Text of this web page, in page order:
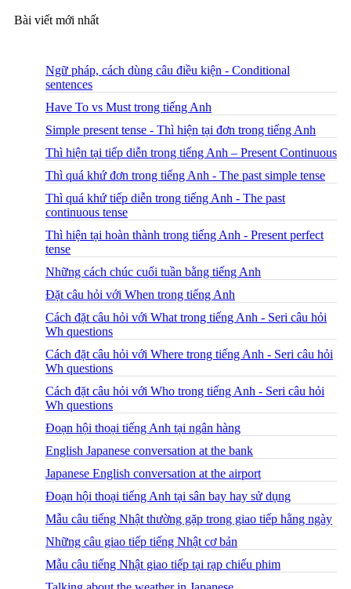
Bài viết mới nhất
Ngữ pháp, cách dùng câu điều kiện - Conditional
sentences
Have To vs Must trong tiếng Anh
Simple present tense - Thì hiện tại đơn trong tiếng Anh
Thì hiện tại tiếp diễn trong tiếng Anh – Present Continuous
Thì quá khứ đơn trong tiếng Anh - The past simple tense
Thì quá khứ tiếp diễn trong tiếng Anh - The past
continuous tense
Thì hiện tại hoàn thành trong tiếng Anh - Present perfect
tense
Những cách chúc cuối tuần bằng tiếng Anh
Đặt câu hỏi với When trong tiếng Anh
Cách đặt câu hỏi với What trong tiếng Anh - Seri câu hỏi
Wh questions
Cách đặt câu hỏi với Where trong tiếng Anh - Seri câu hỏi
Wh questions
Cách đặt câu hỏi với Who trong tiếng Anh - Seri câu hỏi
Wh questions
Đoạn hội thoại tiếng Anh tại ngân hàng
English Japanese conversation at the bank
Japanese English conversation at the airport
Đoạn hội thoại tiếng Anh tại sân bay hay sử dụng
Mẫu câu tiếng Nhật thường gặp trong giao tiếp hằng ngày
Những câu giao tiếp tiếng Nhật cơ bản
Mẫu câu tiếng Nhật giao tiếp tại rạp chiếu phim